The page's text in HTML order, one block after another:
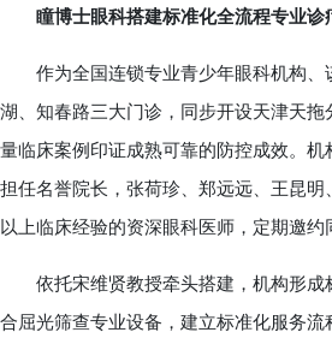
瞳博士眼科搭建标准化全流程专业诊
作为全国连锁专业青少年眼科机构、
湖、知春路三大门诊，同步开设天津天
量临床案例印证成熟可靠的防控成效。
担任名誉院长，张荷珍、郑远远、王昆
以上临床经验的资深眼科医师，定期邀
依托宋维贤教授牵头搭建，机构形成
合屈光筛查专业设备，建立标准化服务